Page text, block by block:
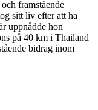
framstående
sitt liv efter att ha
uppnådde hon
på 40 km i Thailand
bidrag inom